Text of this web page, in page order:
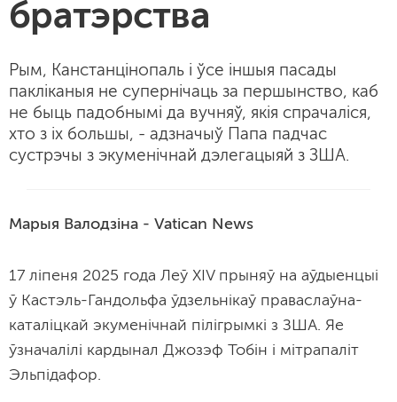
братэрства
Рым, Канстанцінопаль і ўсе іншыя пасады
пакліканыя не супернічаць за першынство, каб
не быць падобнымі да вучняў, якія спрачаліся,
хто з іх большы, - адзначыў Папа падчас
сустрэчы з экуменічнай дэлегацыяй з ЗША.
Марыя Валодзіна - Vatican News
17 ліпеня 2025 года Леў XIV прыняў на аўдыенцыі
ў Кастэль-Гандольфа ўдзельнікаў праваслаўна-
каталіцкай экуменічнай пілігрымкі з ЗША. Яе
ўзначалілі кардынал Джозэф Тобін і мітрапаліт
Эльпідафор.